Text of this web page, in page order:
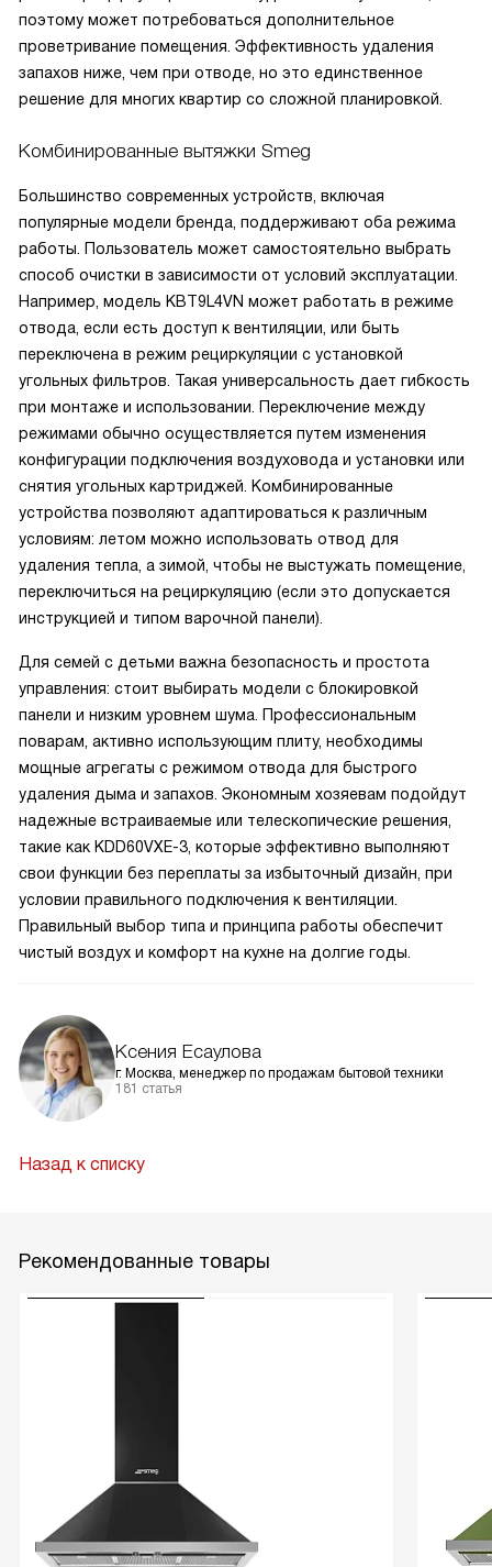
поэтому может потребоваться дополнительное
проветривание помещения. Эффективность удаления
запахов ниже, чем при отводе, но это единственное
решение для многих квартир со сложной планировкой.
Комбинированные вытяжки Smeg
Большинство современных устройств, включая
популярные модели бренда, поддерживают оба режима
работы. Пользователь может самостоятельно выбрать
способ очистки в зависимости от условий эксплуатации.
Например, модель KBT9L4VN может работать в режиме
отвода, если есть доступ к вентиляции, или быть
переключена в режим рециркуляции с установкой
угольных фильтров. Такая универсальность дает гибкость
при монтаже и использовании. Переключение между
режимами обычно осуществляется путем изменения
конфигурации подключения воздуховода и установки или
снятия угольных картриджей. Комбинированные
устройства позволяют адаптироваться к различным
условиям: летом можно использовать отвод для
удаления тепла, а зимой, чтобы не выстужать помещение,
переключиться на рециркуляцию (если это допускается
инструкцией и типом варочной панели).
Для семей с детьми важна безопасность и простота
управления: стоит выбирать модели с блокировкой
панели и низким уровнем шума. Профессиональным
поварам, активно использующим плиту, необходимы
мощные агрегаты с режимом отвода для быстрого
удаления дыма и запахов. Экономным хозяевам подойдут
надежные встраиваемые или телескопические решения,
такие как KDD60VXE-3, которые эффективно выполняют
свои функции без переплаты за избыточный дизайн, при
условии правильного подключения к вентиляции.
Правильный выбор типа и принципа работы обеспечит
чистый воздух и комфорт на кухне на долгие годы.
Ксения Есаулова
г. Москва, менеджер по продажам бытовой техники
181 статья
Назад к списку
Рекомендованные товары